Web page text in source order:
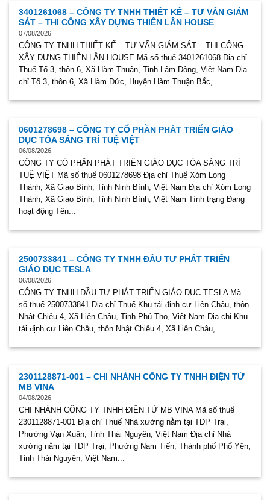
3401261068 – CÔNG TY TNHH THIẾT KẾ – TƯ VẤN GIÁM
SÁT – THI CÔNG XÂY DỰNG THIÊN LÂN HOUSE
07/08/2026
CÔNG TY TNHH THIẾT KẾ – TƯ VẤN GIÁM SÁT – THI CÔNG
XÂY DỰNG THIÊN LÂN HOUSE Mã số thuế 3401261068 Địa chỉ
Thuế Tổ 3, thôn 6, Xã Hàm Thuận, Tỉnh Lâm Đồng, Việt Nam Địa
chỉ Tổ 3, thôn 6, Xã Hàm Đức, Huyện Hàm Thuận Bắc,...
0601278698 – CÔNG TY CỔ PHẦN PHÁT TRIỂN GIÁO
DỤC TỎA SÁNG TRÍ TUỆ VIỆT
06/08/2026
CÔNG TY CỔ PHẦN PHÁT TRIỂN GIÁO DỤC TỎA SÁNG TRÍ
TUỆ VIỆT Mã số thuế 0601278698 Địa chỉ Thuế Xóm Long
Thành, Xã Giao Bình, Tỉnh Ninh Bình, Việt Nam Địa chỉ Xóm Long
Thành, Xã Giao Bình, Tỉnh Ninh Bình, Việt Nam Tình trạng Đang
hoạt động Tên...
2500733841 – CÔNG TY TNHH ĐẦU TƯ PHÁT TRIỂN
GIÁO DỤC TESLA
06/08/2026
CÔNG TY TNHH ĐẦU TƯ PHÁT TRIỂN GIÁO DỤC TESLA Mã
số thuế 2500733841 Địa chỉ Thuế Khu tái định cư Liên Châu, thôn
Nhật Chiêu 4, Xã Liên Châu, Tỉnh Phú Thọ, Việt Nam Địa chỉ Khu
tái định cư Liên Châu, thôn Nhật Chiêu 4, Xã Liên Châu,...
2301128871-001 – CHI NHÁNH CÔNG TY TNHH ĐIỆN TỬ
MB VINA
04/08/2026
CHI NHÁNH CÔNG TY TNHH ĐIỆN TỬ MB VINA Mã số thuế
2301128871-001 Địa chỉ Thuế Nhà xưởng nằm tại TDP Trại,
Phường Vạn Xuân, Tỉnh Thái Nguyên, Việt Nam Địa chỉ Nhà
xưởng nằm tại TDP Trại, Phường Nam Tiến, Thành phố Phổ Yên,
Tỉnh Thái Nguyên, Việt Nam...